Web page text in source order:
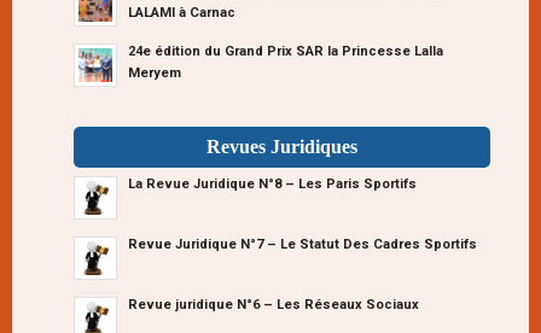
LALAMI à Carnac
24e édition du Grand Prix SAR la Princesse Lalla
Meryem
Revues Juridiques
La Revue Juridique N°8 – Les Paris Sportifs
Revue Juridique N°7 – Le Statut Des Cadres Sportifs
Revue juridique N°6 – Les Réseaux Sociaux